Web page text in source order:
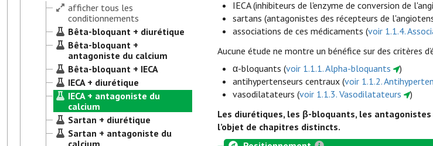
afficher tous les
conditionnements
Bêta-bloquant + diurétique
Bêta-bloquant +
antagoniste du calcium
Bêta-bloquant + IECA
IECA + diurétique
IECA + antagoniste du
calcium
Sartan + diurétique
Sartan + antagoniste du
calcium
IECA (inhibiteurs de l'enzyme de conversion de
sartans (antagonistes des récepteurs de
associations de ces médicaments (voir 1.1.4.
Aucune étude ne montre un bénéfice sur des critères
α-bloquants (voir 1.1.1. Alpha-bloquants
)
antihypertenseurs centraux (voir 1.1.2.
vasodilatateurs (voir 1.1.3. Vasodilatateurs
)
Les diurétiques, les β-bloquants, les
l’objet de chapitres distincts.